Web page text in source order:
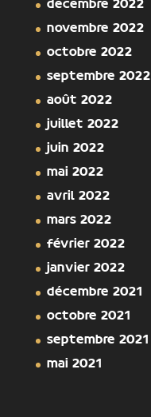
décembre 2022
novembre 2022
octobre 2022
septembre 2022
août 2022
juillet 2022
juin 2022
mai 2022
avril 2022
mars 2022
février 2022
janvier 2022
décembre 2021
octobre 2021
septembre 2021
mai 2021